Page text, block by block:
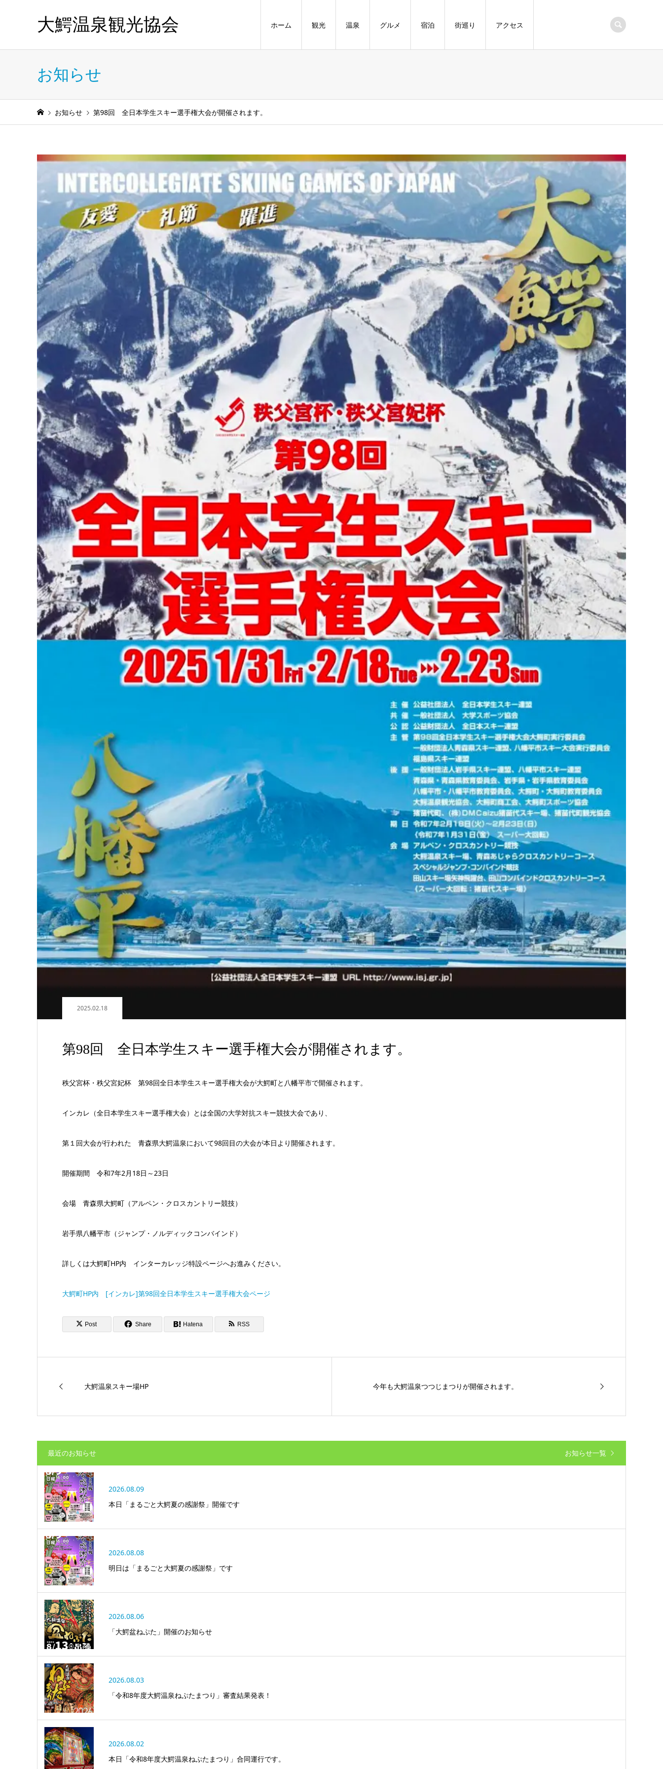
大鰐温泉観光協会 ホーム 観光 温泉 グルメ 宿泊 街巡り アクセス
お知らせ
お知らせ 第98回 全日本学生スキー選手権大会が開催されます。
2025.02.18
第98回 全日本学生スキー選手権大会が開催されます。
秩父宮杯・秩父宮妃杯 第98回全日本学生スキー選手権大会が大鰐町と八幡平市で開催されます。
インカレ（全日本学生スキー選手権大会）とは全国の大学対抗スキー競技大会であり、
第１回大会が行われた 青森県大鰐温泉において98回目の大会が本日より開催されます。
開催期間 令和7年2月18日～23日
会場 青森県大鰐町（アルペン・クロスカントリー競技）
岩手県八幡平市（ジャンプ・ノルディックコンバインド）
詳しくは大鰐町HP内 インターカレッジ特設ページへお進みください。
大鰐町HP内 [インカレ]第98回全日本学生スキー選手権大会ページ
Post Share Hatena RSS
大鰐温泉スキー場HP 今年も大鰐温泉つつじまつりが開催されます。
最近のお知らせ お知らせ一覧
2026.08.09
本日「まるごと大鰐夏の感謝祭」開催です
2026.08.08
明日は「まるごと大鰐夏の感謝祭」です
2026.08.06
「大鰐盆ねぷた」開催のお知らせ
2026.08.03
「令和8年度大鰐温泉ねぷたまつり」審査結果発表！
2026.08.02
本日「令和8年度大鰐温泉ねぷたまつり」合同運行です。